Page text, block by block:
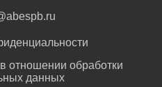
отношении обработки
данных